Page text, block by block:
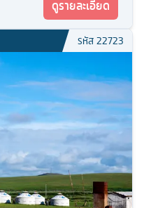
ดูรายละเอียด
รหัส22723